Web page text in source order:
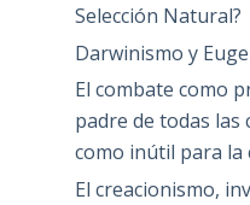
Selección Natural?
Darwinismo y
El combate como
padre de todas las
como inútil para la
El creacionismo,